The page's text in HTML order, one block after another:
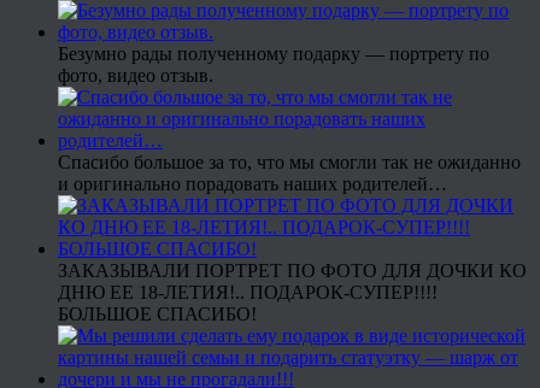
Безумно рады полученному подарку — портрету по
фото, видео отзыв.
Спасибо большое за то, что мы смогли так не ожиданно
и оригинально порадовать наших родителей…
ЗАКАЗЫВАЛИ ПОРТРЕТ ПО ФОТО ДЛЯ ДОЧКИ КО
ДНЮ ЕЕ 18-ЛЕТИЯ!.. ПОДАРОК-СУПЕР!!!!
БОЛЬШОЕ СПАСИБО!